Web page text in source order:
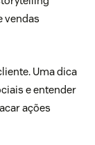
vendas
Uma dica
e entender
ações